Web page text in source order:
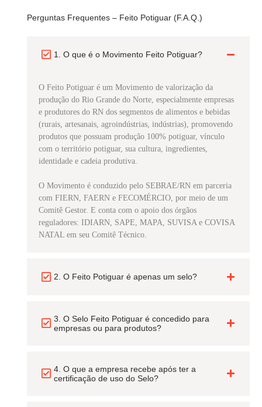
Perguntas Frequentes – Feito Potiguar (F.A.Q.)
1. O que é o Movimento Feito Potiguar?
O Feito Potiguar é um Movimento de valorização da
produção do Rio Grande do Norte, especialmente empresas
e produtores do RN dos segmentos de alimentos e bebidas
(rurais, artesanais, agroindústrias, indústrias), promovendo
produtos que possuam produção 100% potiguar, vínculo
com o território potiguar, sua cultura, ingredientes,
identidade e cadeia produtiva.
O Movimento é conduzido pelo SEBRAE/RN em parceria
com FIERN, FAERN e FECOMÉRCIO, por meio de um
Comitê Gestor. E conta com o apoio dos órgãos
reguladores: IDIARN, SAPE, MAPA, SUVISA e COVISA
NATAL em seu Comitê Técnico.
2. O Feito Potiguar é apenas um selo?
3. O Selo Feito Potiguar é concedido para
empresas ou para produtos?
4. O que a empresa recebe após ter a
certificação de uso do Selo?